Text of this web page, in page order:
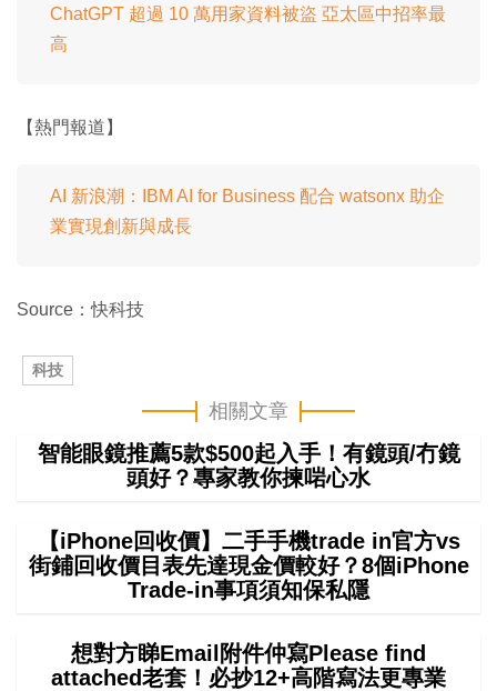
ChatGPT 超過 10 萬用家資料被盜 亞太區中招率最
高
【熱門報道】
AI 新浪潮：IBM AI for Business 配合 watsonx 助企
業實現創新與成長
Source：快科技
科技
相關文章
智能眼鏡推薦5款$500起入手！有鏡頭/冇鏡
頭好？專家教你揀啱心水
【iPhone回收價】二手手機trade in官方vs
街鋪回收價目表先達現金價較好？8個iPhone
Trade-in事項須知保私隱
想對方睇Email附件仲寫Please find
attached老套！必抄12+高階寫法更專業